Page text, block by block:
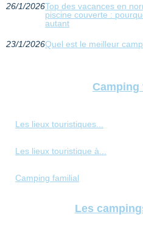
26/1/2026Top des vacances en
piscine couverte :
autant
23/1/2026Quel est le meilleur
Camping
Les lieux touristiques...
Les lieux touristique à...
Camping familial
Les